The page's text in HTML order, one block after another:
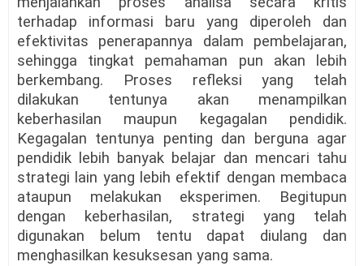
terhadap informasi baru yang diperoleh dan
efektivitas penerapannya dalam pembelajaran,
sehingga tingkat pemahaman pun akan lebih
berkembang. Proses refleksi yang telah
dilakukan tentunya akan menampilkan
keberhasilan maupun kegagalan pendidik.
Kegagalan tentunya penting dan berguna agar
pendidik lebih banyak belajar dan mencari tahu
strategi lain yang lebih efektif dengan membaca
ataupun melakukan eksperimen. Begitupun
dengan keberhasilan, strategi yang telah
digunakan belum tentu dapat diulang dan
menghasilkan kesuksesan yang sama.